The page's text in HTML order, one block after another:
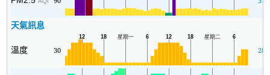
天氣訊息
溫度 30 28